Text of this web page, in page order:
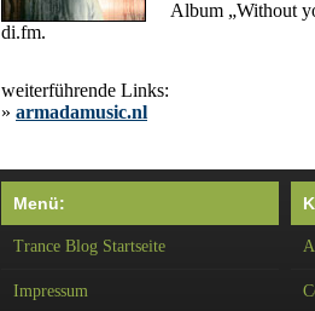
Album „Without
di.fm.
weiterführende Links:
» armadamusic.nl
Menü:
Trance Blog Startseite
Impressum